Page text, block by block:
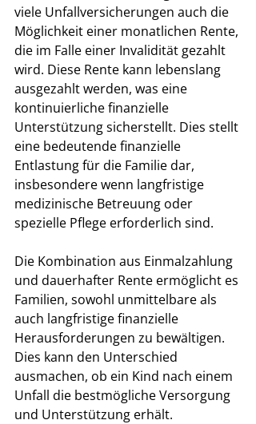
viele Unfallversicherungen auch die
Möglichkeit einer monatlichen Rente,
die im Falle einer Invalidität gezahlt
wird. Diese Rente kann lebenslang
ausgezahlt werden, was eine
kontinuierliche finanzielle
Unterstützung sicherstellt. Dies stellt
eine bedeutende finanzielle
Entlastung für die Familie dar,
insbesondere wenn langfristige
medizinische Betreuung oder
spezielle Pflege erforderlich sind.
Die Kombination aus Einmalzahlung
und dauerhafter Rente ermöglicht es
Familien, sowohl unmittelbare als
auch langfristige finanzielle
Herausforderungen zu bewältigen.
Dies kann den Unterschied
ausmachen, ob ein Kind nach einem
Unfall die bestmögliche Versorgung
und Unterstützung erhält.